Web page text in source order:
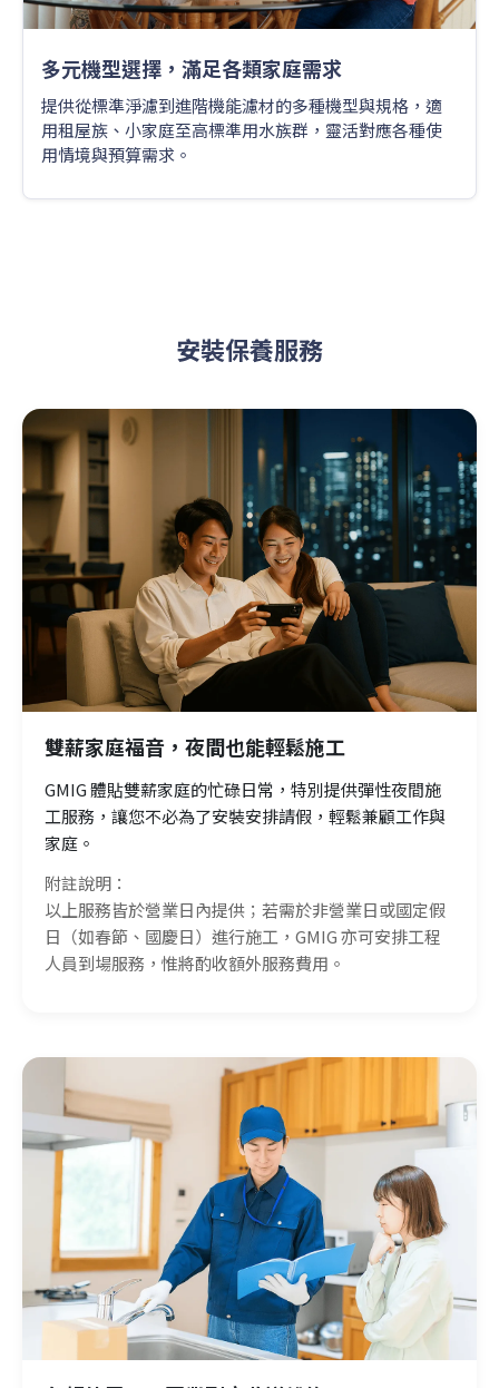
多元機型選擇，滿足各類家庭需求
提供從標準淨濾到進階機能濾材的多種機型與規格，適
用租屋族、小家庭至高標準用水族群，靈活對應各種使
用情境與預算需求。
安裝保養服務
雙薪家庭福音，夜間也能輕鬆施工
GMIG 體貼雙薪家庭的忙碌日常，特別提供彈性夜間施
工服務，讓您不必為了安裝安排請假，輕鬆兼顧工作與
家庭。
附註說明：
以上服務皆於營業日內提供；若需於非營業日或國定假
日（如春節、國慶日）進行施工，GMIG 亦可安排工程
人員到場服務，惟將酌收額外服務費用。